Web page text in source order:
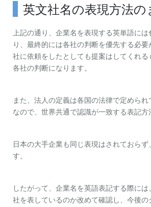
英文社名の表現方法の
上記の通り、企業名を表現する英単語に
り、最終的には各社の判断を優先する必
社に依頼をしたとしても提案はしてくれる
各社の判断になります。
また、法人の定義は各国の法律で定められ
なので、世界共通で認識が一致する表記方
日本の大手企業も同じ表現はされておら
す。
したがって、企業名を英語表記する際には
社を表しているのか改めて確認し、今後の